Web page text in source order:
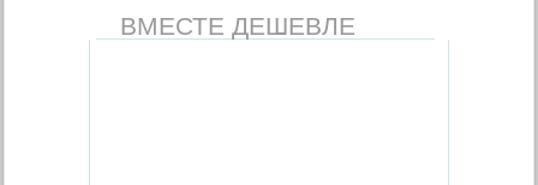
ВМЕСТЕ ДЕШЕВЛЕ